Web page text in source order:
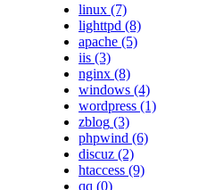
linux (7)
lighttpd (8)
apache (5)
iis (3)
nginx (8)
windows (4)
wordpress (1)
zblog (3)
phpwind (6)
discuz (2)
htaccess (9)
qq (0)